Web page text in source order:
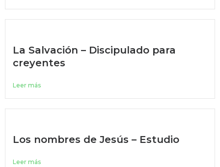
La Salvación – Discipulado para
creyentes
Leer más
Los nombres de Jesús – Estudio
Leer más